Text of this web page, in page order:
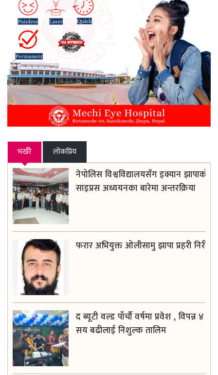
भर्खरै लाेकप्रिय
नेपोलिस विश्वविद्यालयसँग इक्यान झापाको
साइप्रस अध्ययनका बारेमा अन्तरक्रिया
फरार अभियुक्त ओलीसामु झापा प्रहरी निरीह
द ब्यूटी वल्ड पाँचौँ वर्षमा प्रवेश , विपन्न ४
सय बढीलाई निशुल्क तालिम